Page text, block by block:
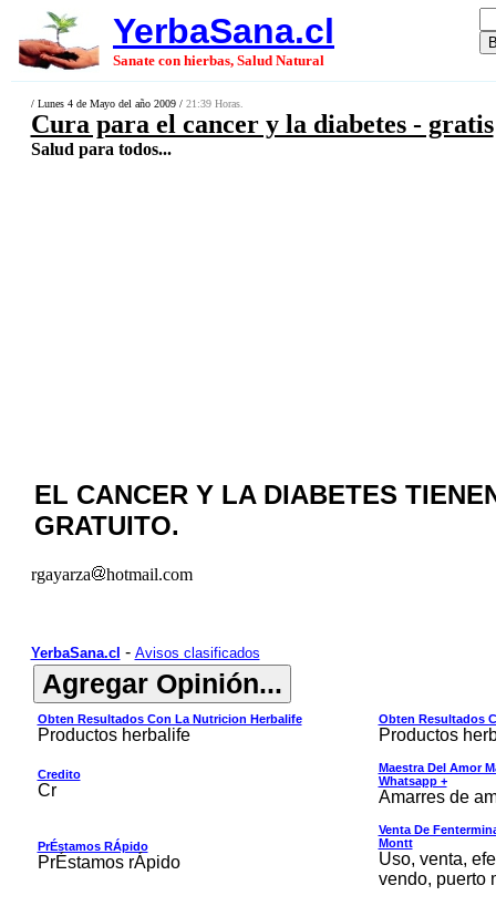
YerbaSana.cl
Sanate con hierbas, Salud Natural
/ Lunes 4 de Mayo del año 2009 / 21:39 Horas.
Cura para el cancer y la diabetes - gratis
Salud para todos...
EL CANCER Y LA DIABETES
GRATUITO.
rgayarza hotmail.com
YerbaSana.cl - Avisos clasificados
Obten Resultados Con La Nutricion Herbalife
Productos herbalife
Obten Resultados
Productos
Credito
Cr
Maestra Del Amor
Whatsapp +
Amarres de
PrÉstamos RÁpido
PrÉstamos rÁpido
Venta De
Montt
Uso, venta,
vendo, puerto